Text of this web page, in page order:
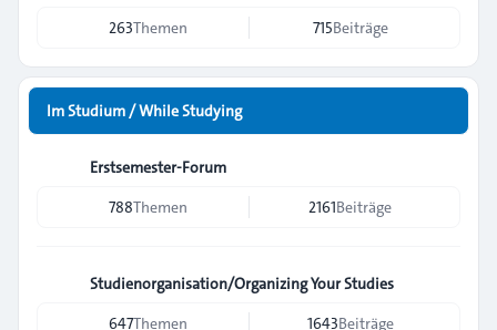
263Themen 715Beiträge
Im Studium / While Studying
Erstsemester-Forum
788Themen 2161Beiträge
Studienorganisation/Organizing Your Studies
647Themen 1643Beiträge